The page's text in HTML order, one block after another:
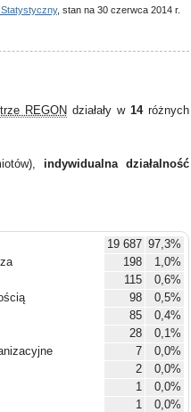
Statystyczny, stan na 30 czerwca 2014 r.
REGON działały w 14różnych
indywidualna działalność
19 687 97,3%
198
1,0%
115
0,6%
98
0,5%
85
0,4%
28
0,1%
7
0,0%
2
0,0%
1
0,0%
1
0,0%